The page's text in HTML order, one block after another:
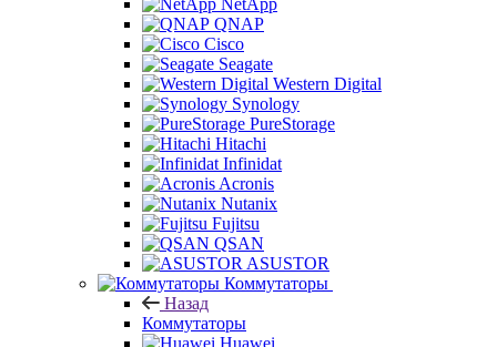
NetApp
QNAP
Cisco
Seagate
Western Digital
Synology
PureStorage
Hitachi
Infinidat
Acronis
Nutanix
Fujitsu
QSAN
ASUSTOR
Коммутаторы
Назад
Коммутаторы
Huawei